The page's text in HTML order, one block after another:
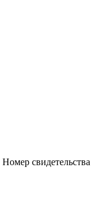
Номер свидетельства